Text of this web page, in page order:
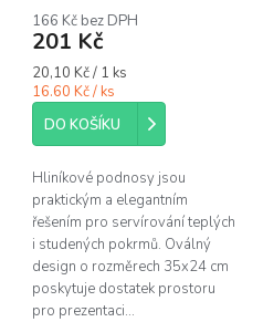
produktu
je
z
5
hvězdiček.
166 Kč bez DPH
201 Kč
Měrná
cena:
20,10 Kč / 1 ks
16.60 Kč / ks
DO KOŠÍKU
Hliníkové podnosy jsou
praktickým a elegantním
řešením pro servírování teplých
i studených pokrmů. Oválný
design o rozměrech 35x24 cm
poskytuje dostatek prostoru
pro prezentaci...